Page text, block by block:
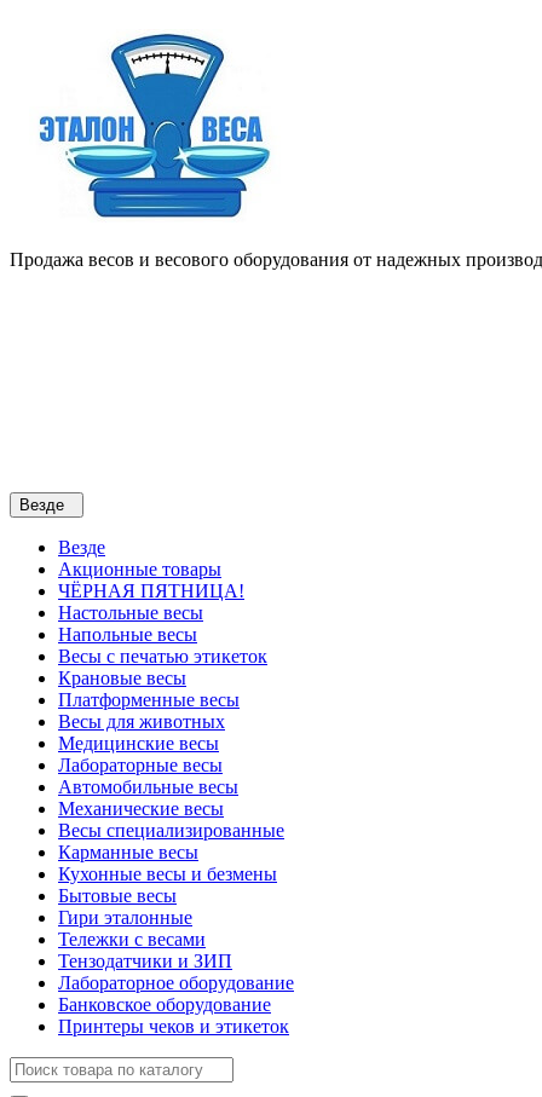
Продажа весов и весового оборудования от надежных
Везде
Везде
Акционные товары
ЧЁРНАЯ ПЯТНИЦА!
Настольные весы
Напольные весы
Весы с печатью этикеток
Крановые весы
Платформенные весы
Весы для животных
Медицинские весы
Лабораторные весы
Автомобильные весы
Механические весы
Весы специализированные
Карманные весы
Кухонные весы и безмены
Бытовые весы
Гири эталонные
Тележки с весами
Тензодатчики и ЗИП
Лабораторное оборудование
Банковское оборудование
Принтеры чеков и этикеток